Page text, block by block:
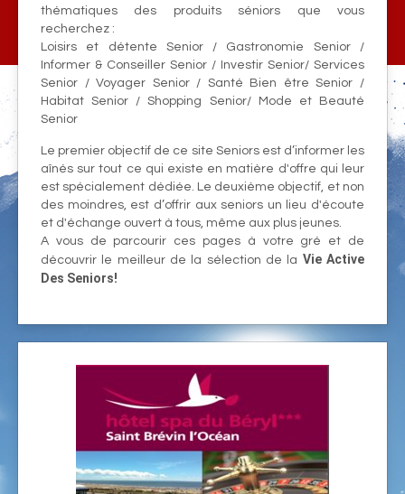
thématiques des produits séniors que vous
recherchez :
Loisirs et détente Senior / Gastronomie Senior /
Informer & Conseiller Senior / Investir Senior/ Services
Senior / Voyager Senior / Santé Bien être Senior /
Habitat Senior / Shopping Senior/ Mode et Beauté
Senior
Le premier objectif de ce site Seniors est d’informer les
aînés sur tout ce qui existe en matière d'offre qui leur
est spécialement dédiée. Le deuxième objectif, et non
des moindres, est d’offrir aux seniors un lieu d'écoute
et d'échange ouvert à tous, même aux plus jeunes.
A vous de parcourir ces pages à votre gré et de
découvrir le meilleur de la sélection de la Vie Active
Des Seniors!